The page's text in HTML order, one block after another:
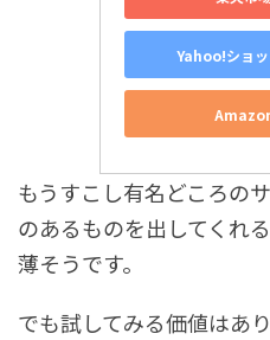
Yahoo!ショ
もうすこし有名どころの
のあるものを出してくれ
薄そうです。
でも試してみる価値はあ